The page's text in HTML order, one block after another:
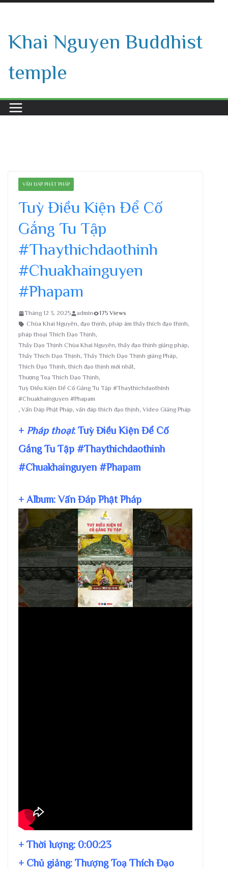
content
Khai Nguyen Buddhist
temple
VẤN ĐÁP PHẬT PHÁP
Tuỳ Điều Kiện Để Cố
Gắng Tu Tập
#Thaythichdaothinh
#Chuakhainguyen
#Phapam
Tháng 12 3, 2025 admin
175 Views
Chùa Khai Nguyên, đạo thịnh, pháp âm thầy thích đạo thịnh,
pháp thoại Thích Đạo Thịnh,
Thầy Đạo Thịnh Chùa Khai Nguyên, thầy đạo thịnh giảng pháp,
Thầy Thích Đạo Thịnh, Thầy Thích Đạo Thịnh giảng Pháp,
Thích Đạo Thịnh, thích đạo thịnh mới nhất,
Thượng Toạ Thích Đạo Thịnh,
Tuỳ Điều Kiện Để Cố Gắng Tu Tập #Thaythichdaothinh
#Chuakhainguyen #Phapam
, Vấn Đáp Phật Pháp, vấn đáp thích đạo thịnh, Video Giảng Pháp
+ Pháp thoại: Tuỳ Điều Kiện Để Cố
Gắng Tu Tập #Thaythichdaothinh
#Chuakhainguyen #Phapam
+ Album: Vấn Đáp Phật Pháp
+ Thời lượng: 0:00:23
+ Chủ giảng: Thượng Toạ Thích Đạo